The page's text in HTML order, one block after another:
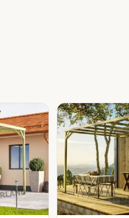
en extérieur. De plus, son
du bois contre l’humidité,
un protecteur sur
torsions et déformations
Il s’agit d’un phénomène
d’inévitable en raison
au maximum ces